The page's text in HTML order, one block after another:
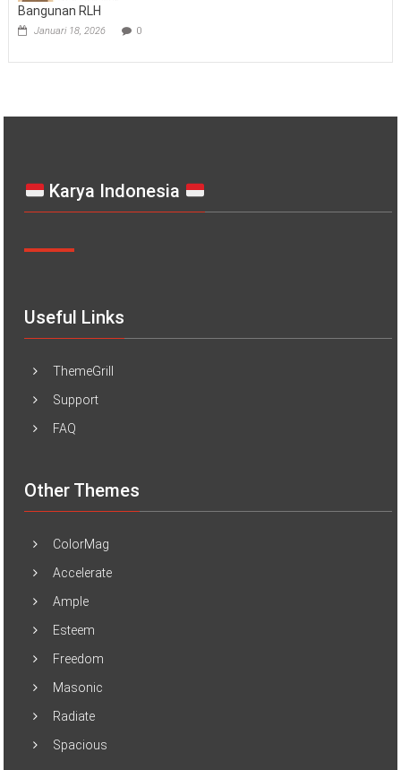
Bangunan RLH
Januari 18, 2026 0
Karya Indonesia
Useful Links
ThemeGrill
Support
FAQ
Other Themes
ColorMag
Accelerate
Ample
Esteem
Freedom
Masonic
Radiate
Spacious